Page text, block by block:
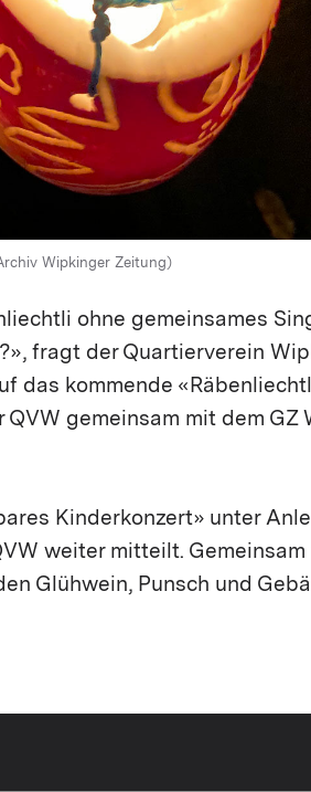
Wipkinger Zeitung)
ohne gemeinsames
fragt der Quartierverein
das kommende
gemeinsam mit dem GZ
Kinderkonzert» unter
weiter mitteilt. Gemeinsam
Glühwein, Punsch und